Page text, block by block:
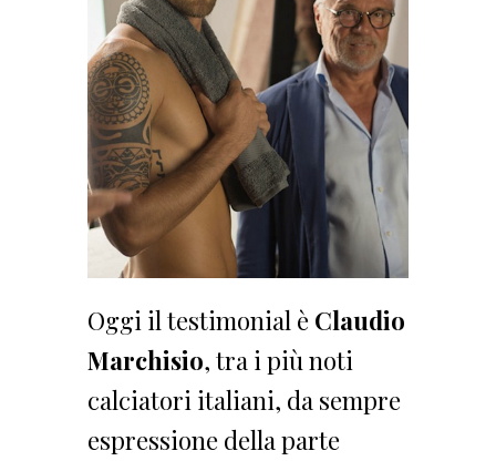
Oggi il testimonial è Claudio
Marchisio, tra i più noti
calciatori italiani, da sempre
espressione della parte